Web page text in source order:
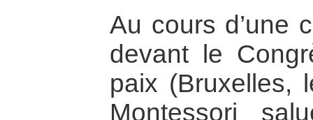
Au cours d’une
devant le
paix (Bruxelles,
Montessori